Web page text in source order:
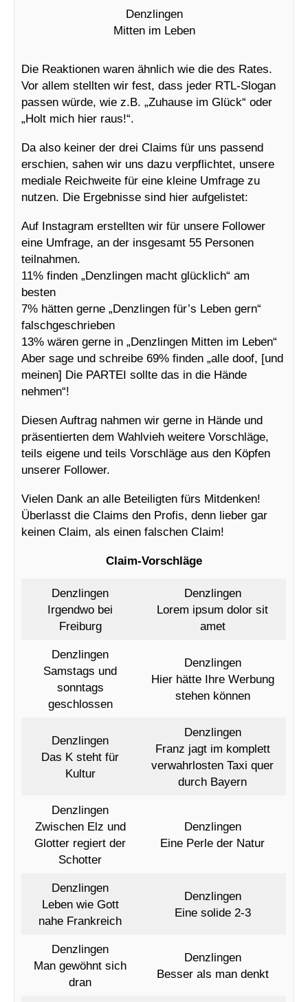
Denzlingen
Mitten im Leben
Die Reaktionen waren ähnlich wie die des Rates.
Vor allem stellten wir fest, dass jeder RTL-Slogan
passen würde, wie z.B. „Zuhause im Glück“ oder
„Holt mich hier raus!“.
Da also keiner der drei Claims für uns passend
erschien, sahen wir uns dazu verpflichtet, unsere
mediale Reichweite für eine kleine Umfrage zu
nutzen. Die Ergebnisse sind hier aufgelistet:
Auf Instagram erstellten wir für unsere Follower
eine Umfrage, an der insgesamt 55 Personen
teilnahmen.
11% finden „Denzlingen macht glücklich“ am
besten
7% hätten gerne „Denzlingen für’s Leben gern“
falschgeschrieben
13% wären gerne in „Denzlingen Mitten im Leben“
Aber sage und schreibe 69% finden „alle doof, [und
meinen] Die PARTEI sollte das in die Hände
nehmen“!
Diesen Auftrag nahmen wir gerne in Hände und
präsentierten dem Wahlvieh weitere Vorschläge,
teils eigene und teils Vorschläge aus den Köpfen
unserer Follower.
Vielen Dank an alle Beteiligten fürs Mitdenken!
Überlasst die Claims den Profis, denn lieber gar
keinen Claim, als einen falschen Claim!
Claim-Vorschläge
Denzlingen
Irgendwo bei
Freiburg
Denzlingen
Lorem ipsum dolor sit
amet
Denzlingen
Samstags und
sonntags
geschlossen
Denzlingen
Hier hätte Ihre Werbung
stehen können
Denzlingen
Das K steht für
Kultur
Denzlingen
Franz jagt im komplett
verwahrlosten Taxi quer
durch Bayern
Denzlingen
Zwischen Elz und
Glotter regiert der
Schotter
Denzlingen
Eine Perle der Natur
Denzlingen
Leben wie Gott
nahe Frankreich
Denzlingen
Eine solide 2-3
Denzlingen
Man gewöhnt sich
dran
Denzlingen
Besser als man denkt